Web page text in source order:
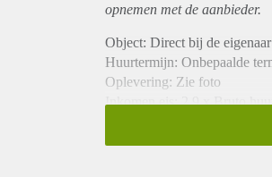
opnemen met de aanbieder.
Object: Direct bij de eigenaar
Huurtermijn: Onbepaalde
Oplevering: Zie foto
Inkomen eis: 2,9 x Bruto
Borg: 1 Maand